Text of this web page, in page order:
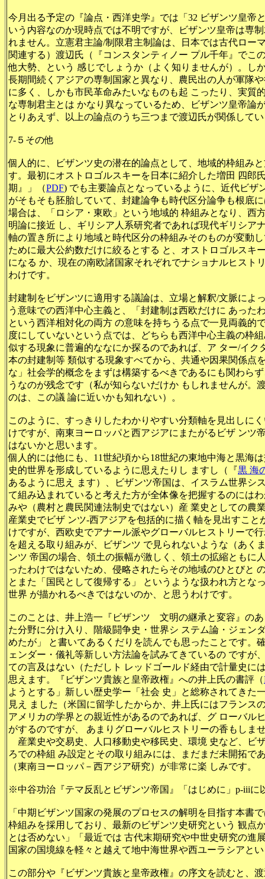
今月出る予定の『論点・西洋史学』では「 32 ビザンツ皇帝
いう内容なのか現時点では不明ですが、ビザンツ皇帝は専
れません。立憲君主論/制限君主制論は、日本では古代ロー
関連する）渡辺氏（『コンスタンティノー プル千年』でこ
他大勢、という 感じでしょうか（よく知りませんが）。し
長期間続くアジアの専制国家と異なり、農民出の人が軍隊
に多く、しかも市民革命みたいなものも起 こったり、実質
な専制君主とは かなり異なっているため、ビザンツ皇帝論
とりあえず、以上の論点のうち三つまで渡辺氏が関係して
7-５その他
個人的に、ビザンツ史の潜在的論点として、地域的枠組み
す。最初にオストロゴルスキーを日本に紹介した増田 四郎
期』」（PDF) でも主要論点となっているように、近代ビザ
がそもそも胚胎していて、封建論争も時代区分論争も根底
場合は、「ロシア・東欧」という地域的 枠組みとなり、西
明論に接近 し、ギリシア人系研究者であれば現代ギリシア
軸の置き所により地域と時代区分の枠組みそのものが変動
ために最大公約数だけに絞るとする と、オストロゴルスキ
になる か、現在の南欧諸国家それぞれでナショナルヒスト
わけです。
封建制をビザンツに適用する議論は、立場と解釈/文脈によ
う意味での西洋中心主義と、「封建制は西欧だけに あった
という西洋相対化の両方 の意味を持ちうる点で一見両義的
度にしていないという点では、どちらも西洋中心主義の枠
似する現象に普遍的ななにか探るのであれば、ア ター/イ
本の封建制等 類似する現象すべてから、共通や因果関係点
な」社会学的概念をまずは構築するべきであるにも関わら
うなのが残念です（私が知らないだけか もしれませんが。
のは、この議 論に近いかも知れない）。
このように、すっきりしたわかりやすい分類軸を見出しに
けですが、南東ヨーロッパと西アジアにまたがるビザ ンツ
はないかと思います。
個人的には他にも、11世紀頃から18世紀の東地中海と黒海
史的世界を形成しているように思えたりし ますし（『黒 海
あるように思え ます）、ビザンツ帝国は、イスラム世界シ
て組み込まれていると考えた方が全体像を把握するのには
みや（農村と農民関連法制史ではない）産 業史としての農
産業史でビザ ンツ-西アジアを包括的に描く軸を見出すこ
けですが、西欧史でアナール派やグローバルヒストリーで
を超える取り組みが、ビザンツ で見られないような（あく
ンツ 帝国の場合、領土の振幅が激しく、領土の拡縮ともに
ったわけではないため、侵略されたらその地域のひとびと
とまた「国民として復帰する」 というような扱われ方とな
世界 が描かれるべきではないのか、と思うわけです。
このことは、井上浩一『ビザンツ 文明の継承と変容』の
た分野に分け入り、階級闘争史・世界シ ステム論・ジェン
めたが」 と書いてあるくだりを読んでも思ったことです。
ェンダー・儀礼等新しい方法論を試みてきているの ですが
ての言及はない（ただしト レッドゴールド経由で計量史に
思えます。『ビザンツ貴族と皇帝政権』への井上氏の書評（
ようとする」新しい歴史学ー「社会 史」と総称されてきた
見え ました（米国に留学したからか、井上氏にはフランス
アメリカの学界との親近性があるのであれば、グ ローバル
がするのですが、 あまりグローバルヒストリーの香もしま
産業史や交易史、人口移動史や移民史、環境 史など、ビ
ろでの枠組 み設定とその取り組みには、まだまだ未開拓で
（東南ヨーロッパ－西アジア研究）が非常に楽 しみです。
※中谷功治『テマ反乱とビザンツ帝国』「はじめに」p-iiiに
「中期ビザンツ国家の発展のプロセスの解明を目指す本書
枠組みを採用しており、最新のビザンツ史研究という 観点
とは否めない」「最近では 古代末期研究や中世史研究の進
国家の国境線を軽々と越えて地中海世界や西ユーラシアと
この部分や『ビザンツ貴族と皇帝政権』の序文を読むと、